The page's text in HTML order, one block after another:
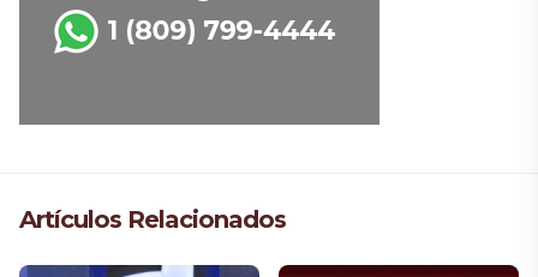
Artículos Relacionados